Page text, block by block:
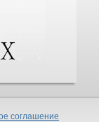
соглашение